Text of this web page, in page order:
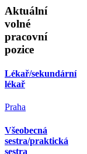
Aktuální
volné
pracovní
pozice
Lékař/sekundární
lékař
Praha
Všeobecná
sestra/praktická
sestra